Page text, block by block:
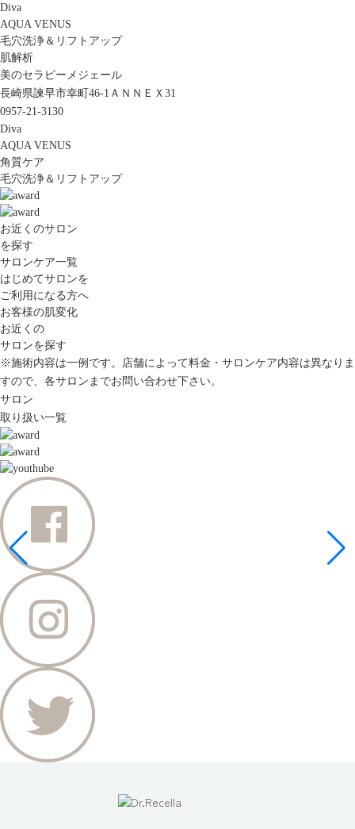
Diva
AQUA VENUS
毛穴洗浄＆リフトアップ
肌解析
美のセラピーメジェール
長崎県諫早市幸町46-1ＡＮＮＥＸ31
0957-21-3130
Diva
AQUA VENUS
角質ケア
毛穴洗浄＆リフトアップ
お近くのサロン
を探す
サロンケア一覧
はじめてサロンを
ご利用になる方へ
お客様の肌変化
お近くの
サロンを探す
※施術内容は一例です。店舗によって料金・サロンケア内容は異なりま
すので、各サロンまでお問い合わせ下さい。
サロン
取り扱い一覧